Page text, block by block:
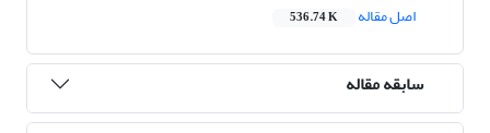
اصل مقاله
536.74 K
سابقه مقاله